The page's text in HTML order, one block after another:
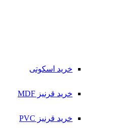
خرید اسکوتی
خرید قرنیز MDF
خرید قرنیز PVC